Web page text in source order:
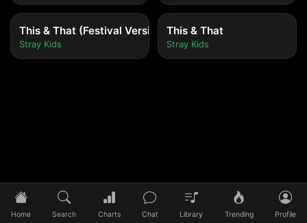
This & That (Festival Version)
Stray Kids
This & That
Stray Kids
Home Search Charts Chat Library Trending Profile
0:00/0:00